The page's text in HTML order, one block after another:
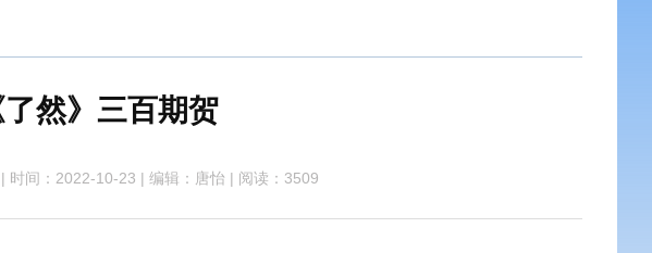
了然》三百期贺
| 时间：2022-10-23 | 编辑：唐怡 | 阅读：3509